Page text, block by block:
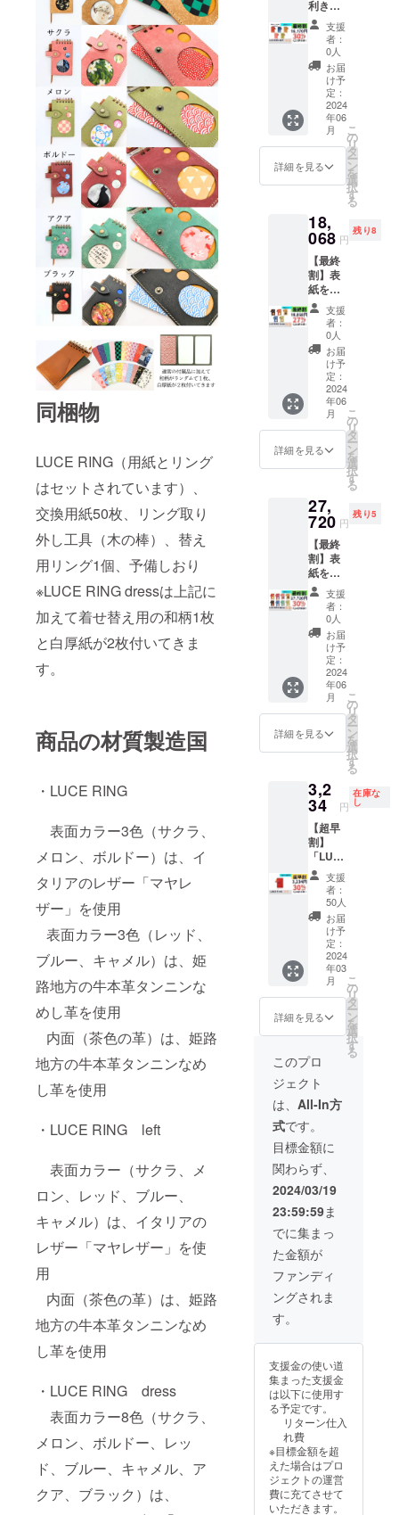
同梱物
LUCE RING（用紙とリング
はセットされています）、
交換用紙50枚、リング取り
外し工具（木の棒）、替え
用リング1個、予備しおり
※LUCE RING dressは上記に
加えて着せ替え用の和柄1枚
と白厚紙が2枚付いてきま
す。
商品の材質製造国
・LUCE RING
表面カラー3色（サクラ、
メロン、ボルドー）は、イ
タリアのレザー「マヤレ
ザー」を使用
表面カラー3色（レッド、
ブルー、キャメル）は、姫
路地方の牛本革タンニンな
めし革を使用
内面（茶色の革）は、姫路
地方の牛本革タンニンなめ
し革を使用
・LUCE RING left
表面カラー（サクラ、メ
ロン、レッド、ブルー、
キャメル）は、イタリアの
レザー「マヤレザー」を使
用
内面（茶色の革）は、姫路
地方の牛本革タンニンなめ
し革を使用
・LUCE RING dress
表面カラー8色（サクラ、
メロン、ボルドー、レッ
ド、ブルー、キャメル、ア
クア、ブラック）は、
フィル
(50
枚)、ス
ティッ
ク、予
備リン
グ、予
備しお
り （一
般販売
価格
27,720
8,316円
利きの
人のた
めの
「LUCE
RING
left」全
色セッ
ト キャ
メル、
ルー、
レッ
ド、メ
ロン、
の5色
セット
です。
付属品
(1冊に
つき)：
交換リ
フィル
枚)、ス
ティッ
ク、予
備リン
グ、予
備しお
り （一
般販売
6,930円
お得）
支援
者：
0人
お届
け予
定：
2024
年06
月
詳細を見る
こ
の
リ
タ
ー
ン
を
選
択
す
る
18,
068 円
残り8
【最終
割】表
紙を着
せ替え
出来る
「LUCE
RING
dress」
5冊セッ
ト 付属
品(1冊
につ
き)：交
換リ
フィル
(50
ティッ
ク、予
備リン
グ、予
備しお
り、和
柄厚紙1
枚(柄は
ランダ
ム)、白
厚紙2枚
（一般
販売価
24,750
円より
6,682円
支援
者：
0人
お届
け予
定：
2024
年06
月
詳細を見る
こ
の
リ
タ
ー
ン
を
選
択
す
る
27,
720 円
残り5
【最終
割】表
紙を着
せ替え
出来る
「LUCE
RING
dress」
全色
セット
レッ
ド、ブ
ルー、
キャメ
ル、サ
クラ、
ン、ボ
ル
ドー、
アク
ア、ブ
ラック
の8色
セット
です。
付属品
(1冊に
つき)：
交換リ
フィル
枚)、ス
ティッ
グ、予
備しお
り、和
柄厚紙1
枚(柄は
ランダ
ム)、白
厚紙2枚
（一般
販売価
格
39,600
円より
11,880
円お
得）
支援
者：
0人
お届
け予
定：
2024
年06
月
詳細を見る
こ
の
リ
タ
ー
ン
を
選
択
す
る
3,2
34 円
在庫な
し
【超早
割】
「LUCE
RING」
１冊 付
属品：
交換リ
フィル
枚)、ス
ティッ
ク、予
備リン
グ、予
備しお
り （一
般販売
価格
4,620円
より
1,386円
お得）
支援
者：
50人
お届
け予
定：
2024
年03
月
詳細を見る
こ
の
リ
タ
ー
ン
を
選
択
す
る
このプロ
ジェクト
は、 All-In方
式です。
目標金額に
関わらず、
2024/03/19
23:59:59ま
でに集まっ
た金額が
ファンディ
ングされま
す。
支援金の使い道
集まった支援金
は以下に使用す
る予定です。
リターン仕入
れ費
※目標金額を超
えた場合はプロ
ジェクトの運営
費に充てさせて
いただきます。